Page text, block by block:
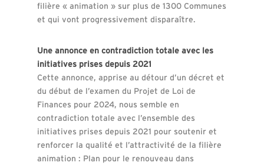
filière « animation » sur plus de 1300 Communes
et qui vont progressivement disparaître.
Une annonce en contradiction totale avec les
initiatives prises depuis 2021
Cette annonce, apprise au détour d’un décret et
du début de l’examen du Projet de Loi de
Finances pour 2024, nous semble en
contradiction totale avec l’ensemble des
initiatives prises depuis 2021 pour soutenir et
renforcer la qualité et l’attractivité de la filière
animation : Plan pour le renouveau dans